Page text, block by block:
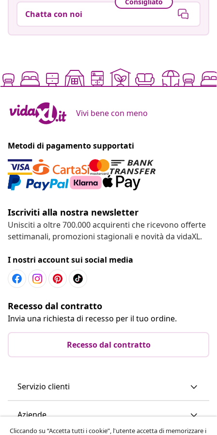
Consigliato
Chatta con noi
Vivi bene con meno
Metodi di pagamento supportati
Iscriviti alla nostra newsletter
Unisciti a oltre 700.000 acquirenti che ricevono offerte
settimanali, promozioni stagionali e novità da vidaXL.
I nostri account sui social media
Recesso dal contratto
Invia una richiesta di recesso per il tuo ordine.
Recesso dal contratto
Servizio clienti
Aziende
Cliccando su “Accetta tutti i cookie”, l'utente accetta di memorizzare i